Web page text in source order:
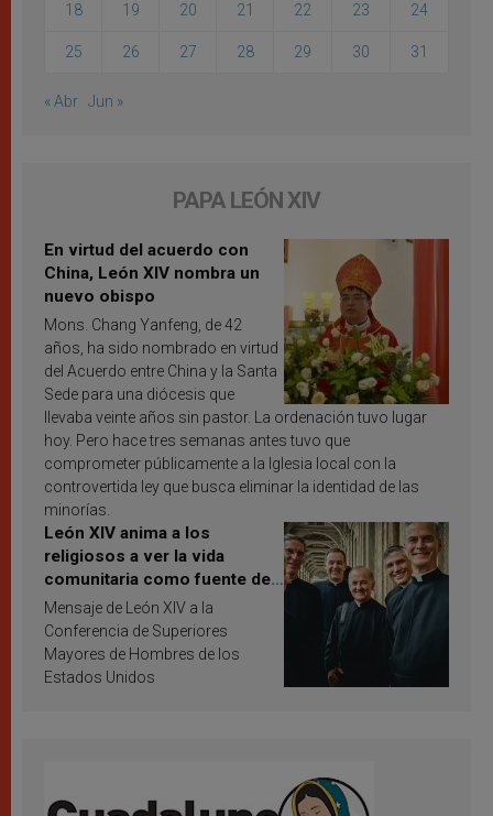
18 19 20 21 22 23 24
25 26 27 28 29 30 31
« Abr Jun »
PAPA LEÓN XIV
En virtud del acuerdo con
China, León XIV nombra un
nuevo obispo
Mons. Chang Yanfeng, de 42
años, ha sido nombrado en virtud
del Acuerdo entre China y la Santa
Sede para una diócesis que
llevaba veinte años sin pastor. La ordenación tuvo lugar
hoy. Pero hace tres semanas antes tuvo que
comprometer públicamente a la Iglesia local con la
controvertida ley que busca eliminar la identidad de las
minorías.
León XIV anima a los
religiosos a ver la vida
comunitaria como fuente de
inspiración y santificación
Mensaje de León XIV a la
Conferencia de Superiores
Mayores de Hombres de los
Estados Unidos